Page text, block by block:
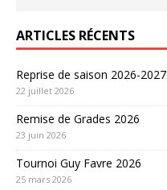
ARTICLES RÉCENTS
Reprise de saison 2026-2027
22 juillet 2026
Remise de Grades 2026
23 juin 2026
Tournoi Guy Favre 2026
25 mars 2026